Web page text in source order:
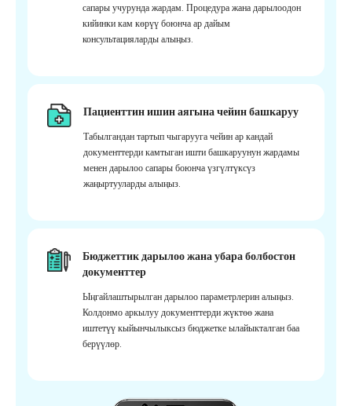
сапары учурунда жардам. Процедура жана дарылоодон
кийинки кам көрүү боюнча ар дайым
консультацияларды алыңыз.
Пациенттин ишин аягына чейин башкаруу
Табылгандан тартып чыгарууга чейин ар кандай
документтерди камтыган ишти башкаруунун жардамы
менен дарылоо сапары боюнча үзгүлтүксүз
жаңыртууларды алыңыз.
Бюджеттик дарылоо жана убара болбостон
документтер
Ыңгайлаштырылган дарылоо параметрлерин алыңыз.
Колдонмо аркылуу документтерди жүктөө жана
иштетүү кыйынчылыксыз бюджетке ылайыкталган баа
берүүлөр.